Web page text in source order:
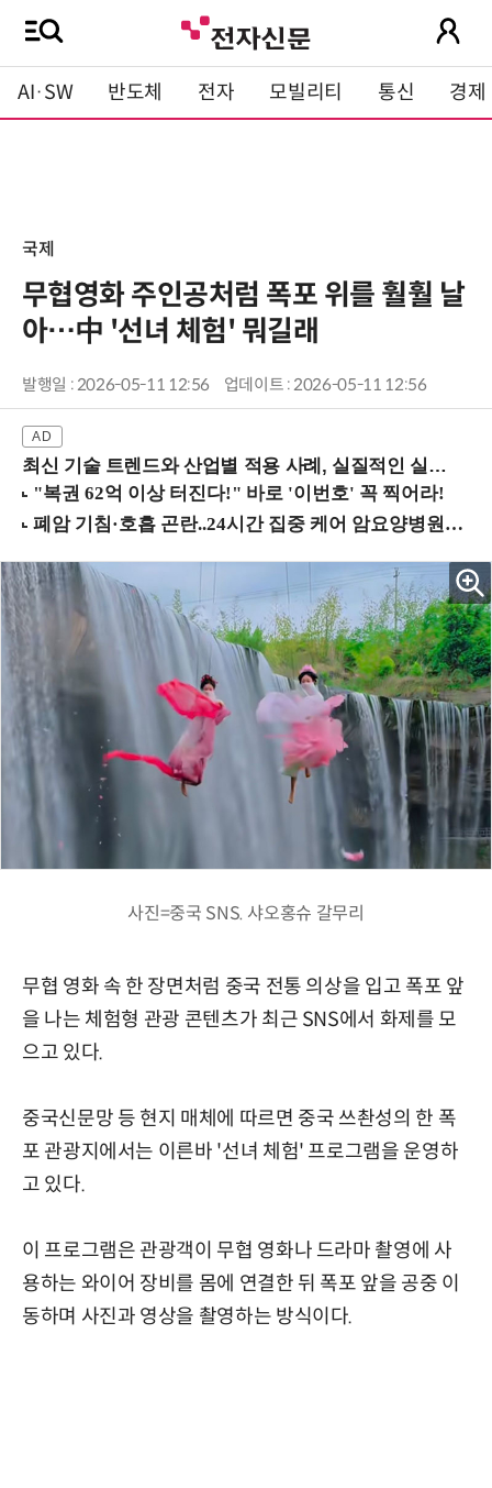
AI·SW 반도체 전자 모빌리티 통신 경제
국제
무협영화 주인공처럼 폭포 위를 훨훨 날
아…中 '선녀 체험' 뭐길래
발행일 : 2026-05-11 12:56 업데이트 : 2026-05-11 12:56
최신 기술 트렌드와 산업별 적용 사례, 실질적인 실행 전략을 공유 (9/18 양재역)
사진=중국 SNS. 샤오홍슈 갈무리
무협 영화 속 한 장면처럼 중국 전통 의상을 입고 폭포 앞
을 나는 체험형 관광 콘텐츠가 최근 SNS에서 화제를 모
으고 있다.
중국신문망 등 현지 매체에 따르면 중국 쓰촨성의 한 폭
포 관광지에서는 이른바 '선녀 체험' 프로그램을 운영하
고 있다.
이 프로그램은 관광객이 무협 영화나 드라마 촬영에 사
용하는 와이어 장비를 몸에 연결한 뒤 폭포 앞을 공중 이
동하며 사진과 영상을 촬영하는 방식이다.